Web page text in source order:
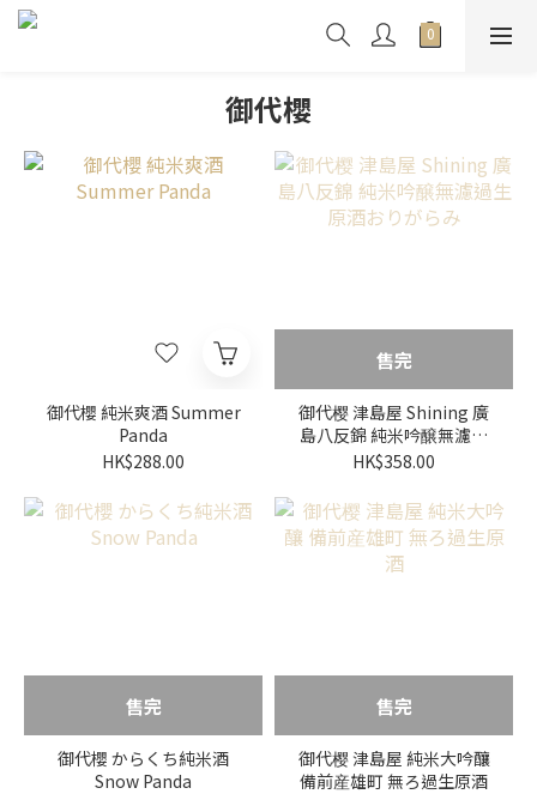
御代櫻
御代櫻 純米爽酒 Summer
Panda
HK$288.00
售完
御代樱 津島屋 Shining 廣
島八反錦 純米吟醸無濾過
生原酒おりがらみ
HK$358.00
售完
御代櫻 からくち純米酒
Snow Panda
售完
御代樱 津島屋 純米大吟釀
備前産雄町 無ろ過生原酒